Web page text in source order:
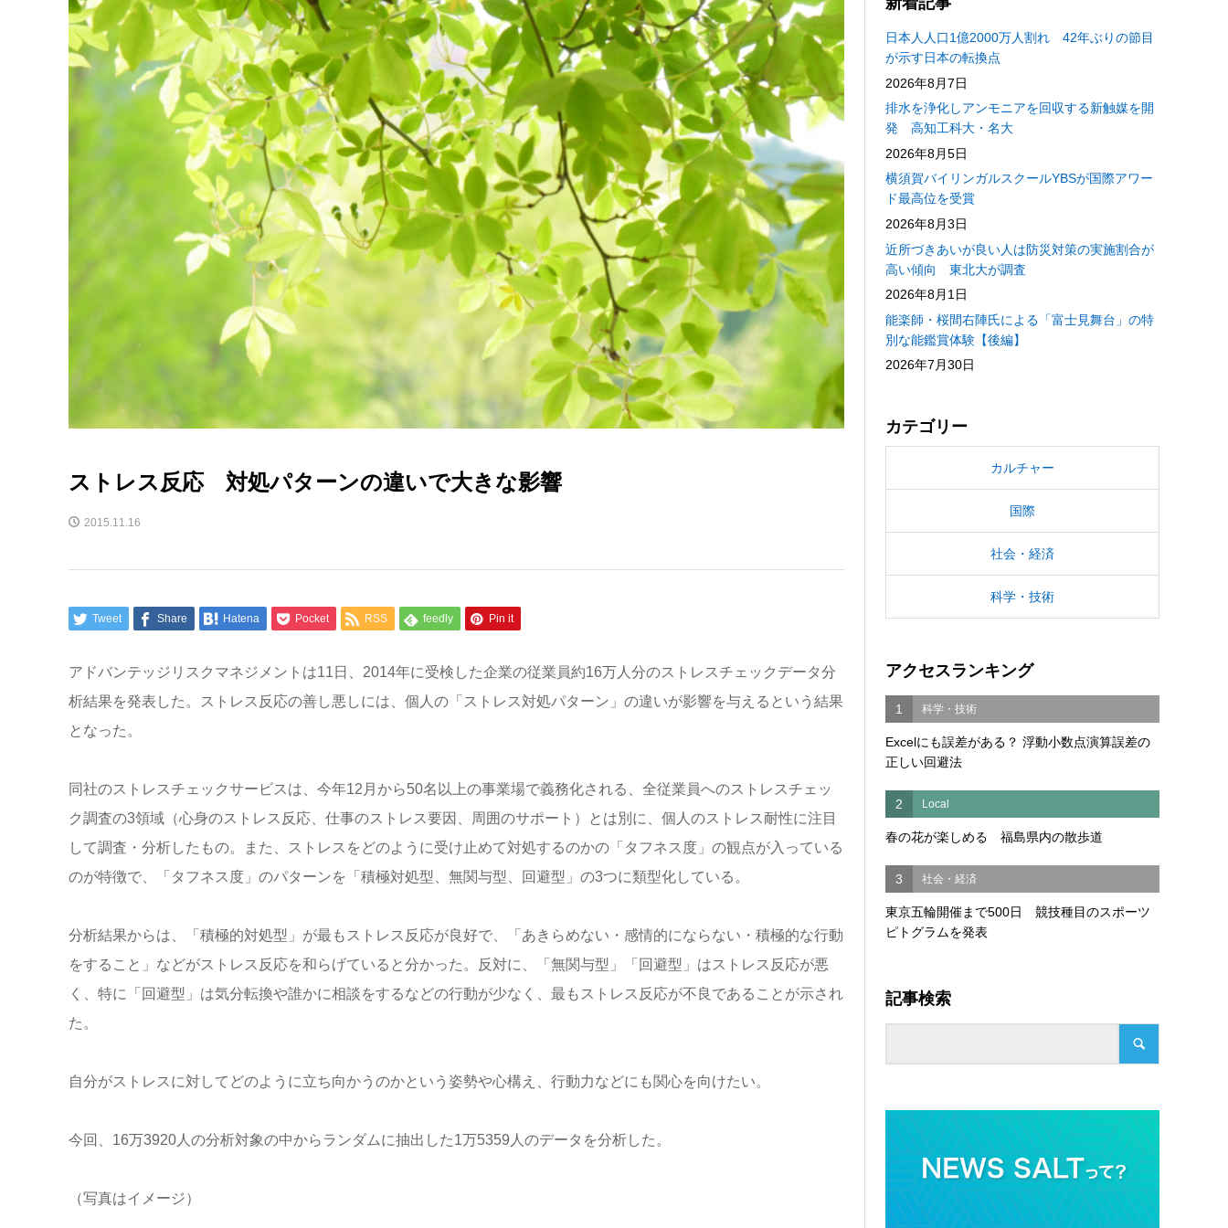
ストレス反応 対処パターンの違いで大きな影響
2015.11.16
Tweet Share Hatena Pocket RSS feedly Pin it
アドバンテッジリスクマネジメントは11日、2014年に受検した企業の従業員約16万人分のストレスチェックデータ分
析結果を発表した。ストレス反応の善し悪しには、個人の「ストレス対処パターン」の違いが影響を与えるという結果
となった。
同社のストレスチェックサービスは、今年12月から50名以上の事業場で義務化される、全従業員へのストレスチェッ
ク調査の3領域（心身のストレス反応、仕事のストレス要因、周囲のサポート）とは別に、個人のストレス耐性に注目
して調査・分析したもの。また、ストレスをどのように受け止めて対処するのかの「タフネス度」の観点が入っている
のが特徴で、「タフネス度」のパターンを「積極対処型、無関与型、回避型」の3つに類型化している。
分析結果からは、「積極的対処型」が最もストレス反応が良好で、「あきらめない・感情的にならない・積極的な行動
をすること」などがストレス反応を和らげていると分かった。反対に、「無関与型」「回避型」はストレス反応が悪
く、特に「回避型」は気分転換や誰かに相談をするなどの行動が少なく、最もストレス反応が不良であることが示され
た。
自分がストレスに対してどのように立ち向かうのかという姿勢や心構え、行動力などにも関心を向けたい。
今回、16万3920人の分析対象の中からランダムに抽出した1万5359人のデータを分析した。
（写真はイメージ）
日本人人口1億2000万人割れ 42年ぶりの節目
が示す日本の転換点
2026年8月7日
排水を浄化しアンモニアを回収する新触媒を開
発 高知工科大・名大
2026年8月5日
横須賀バイリンガルスクールYBSが国際アワー
ド最高位を受賞
2026年8月3日
近所づきあいが良い人は防災対策の実施割合が
高い傾向 東北大が調査
2026年8月1日
能楽師・桜間右陣氏による「富士見舞台」の特
別な能鑑賞体験【後編】
2026年7月30日
カテゴリー
カルチャー
国際
社会・経済
科学・技術
アクセスランキング
1 科学・技術
Excelにも誤差がある？ 浮動小数点演算誤差の
正しい回避法
2 Local
春の花が楽しめる 福島県内の散歩道
3 社会・経済
東京五輪開催まで500日 競技種目のスポーツ
ピトグラムを発表
記事検索